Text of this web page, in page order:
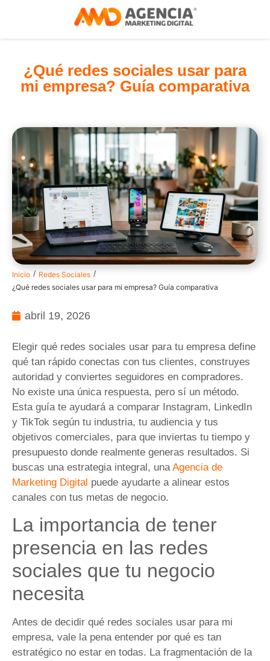
¿Qué redes sociales usar para
mi empresa? Guía comparativa
Inicio / Redes Sociales /
¿Qué redes sociales usar para mi empresa? Guía comparativa
abril 19, 2026
Elegir qué redes sociales usar para tu empresa define
qué tan rápido conectas con tus clientes, construyes
autoridad y conviertes seguidores en compradores.
No existe una única respuesta, pero sí un método.
Esta guía te ayudará a comparar Instagram, LinkedIn
y TikTok según tu industria, tu audiencia y tus
objetivos comerciales, para que inviertas tu tiempo y
presupuesto donde realmente generas resultados. Si
buscas una estrategia integral, unaAgencia de
Marketing Digital puede ayudarte a alinear estos
canales con tus metas de negocio.
La importancia de tener
presencia en las redes
sociales que tu negocio
necesita
Antes de decidir qué redes sociales usar para mi
empresa, vale la pena entender por qué es tan
estratégico no estar en todas. La fragmentación de la